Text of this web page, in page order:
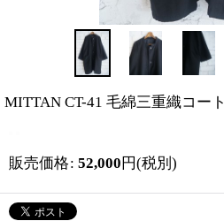
MITTAN CT-41 毛綿三重織コート
販売価格: 52,000 円(税別)